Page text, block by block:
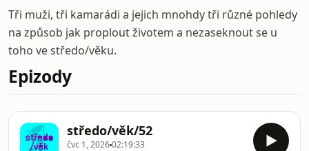
Tři muži, tři kamarádi a jejich mnohdy tři různé pohledy
na způsob jak proplout životem a nezaseknout se u
toho ve středo/věku.
Epizody
středo/věk/52
čvc 1, 202602:19:33